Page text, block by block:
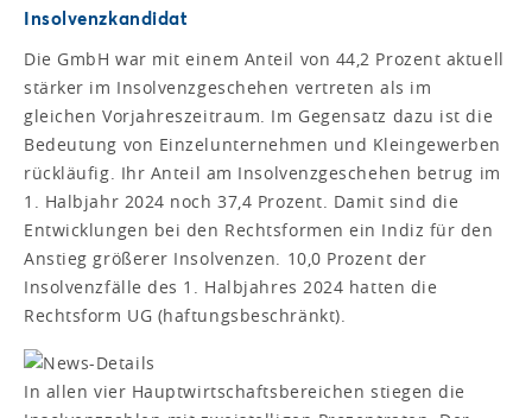
Insolvenzkandidat
Die GmbH war mit einem Anteil von 44,2 Prozent aktuell
stärker im Insolvenzgeschehen vertreten als im
gleichen Vorjahreszeitraum. Im Gegensatz dazu ist die
Bedeutung von Einzelunternehmen und Kleingewerben
rückläufig. Ihr Anteil am Insolvenzgeschehen betrug im
1. Halbjahr 2024 noch 37,4 Prozent. Damit sind die
Entwicklungen bei den Rechtsformen ein Indiz für den
Anstieg größerer Insolvenzen. 10,0 Prozent der
Insolvenzfälle des 1. Halbjahres 2024 hatten die
Rechtsform UG (haftungsbeschränkt).
In allen vier Hauptwirtschaftsbereichen stiegen die